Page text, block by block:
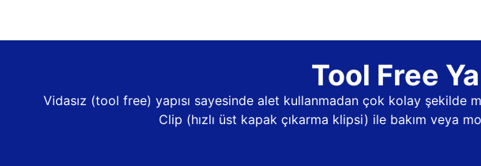
Tool Free
Vidasız (tool free) yapısı sayesinde alet kullanmadan çok kolay şekilde
Clip (hızlı üst kapak çıkarma klipsi) ile bakım veya